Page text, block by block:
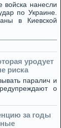
войска нанесли
по Украине.
в Киевской
уродует
риска
паралич и
о
за годы